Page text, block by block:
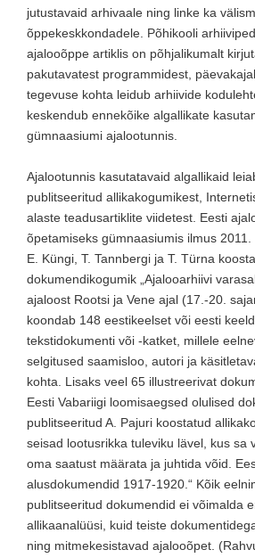
jutustavaid arhivaale ning linke ka
õppekeskkondadele. Põhikooli
ajalooõppe artiklis on põhjalikumalt
pakutavatest programmidest,
tegevuse kohta leidub arhiivide
keskendub ennekõike algallikate
gümnaasiumi ajalootunnis.
Ajalootunnis kasutatavaid algallikaid
publitseeritud allikakogumikest,
alaste teadusartiklite viidetest. Eesti
õpetamiseks gümnaasiumis ilmus 2011.
E. Küngi, T. Tannbergi ja T. Türna
dokumendikogumik „Ajalooarhiivi
ajaloost Rootsi ja Vene ajal (17.-20.
koondab 148 eestikeelset või eesti
tekstidokumenti või -katket, millele
selgitused saamisloo, autori ja
kohta. Lisaks veel 65 illustreerivat
Eesti Vabariigi loomisaegsed olulised
publitseeritud A. Pajuri koostatud
seisad lootusrikka tuleviku lävel, kus sa
oma saatust määrata ja juhtida võid.
alusdokumendid 1917-1920.“ Kõik
publitseeritud dokumendid ei võimalda
allikaanalüüsi, kuid teiste
ning mitmekesistavad ajalooõpet.